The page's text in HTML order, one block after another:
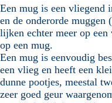
Een mug is een vliegend
en de onderorde muggen
lijken echter meer op
op een mug.
Een mug is eenvoudig
een vlieg en heeft een
dunne pootjes, meestal
zeer goed geur